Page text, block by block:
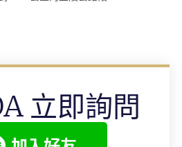
立即詢問